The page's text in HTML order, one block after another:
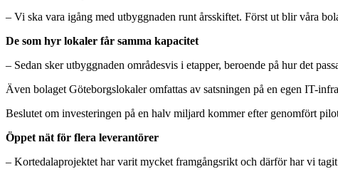
– Vi ska vara igång med utbyggnaden runt årsskiftet. Först ut blir våra
De som hyr lokaler får samma kapacitet
– Sedan sker utbyggnaden områdesvis i etapper, beroende på hur det
Även bolaget Göteborgslokaler omfattas av satsningen på en egen IT-
Beslutet om investeringen på en halv miljard kommer efter genomfört
Öppet nät för flera leverantörer
– Kortedalaprojektet har varit mycket framgångsrikt och därför har vi